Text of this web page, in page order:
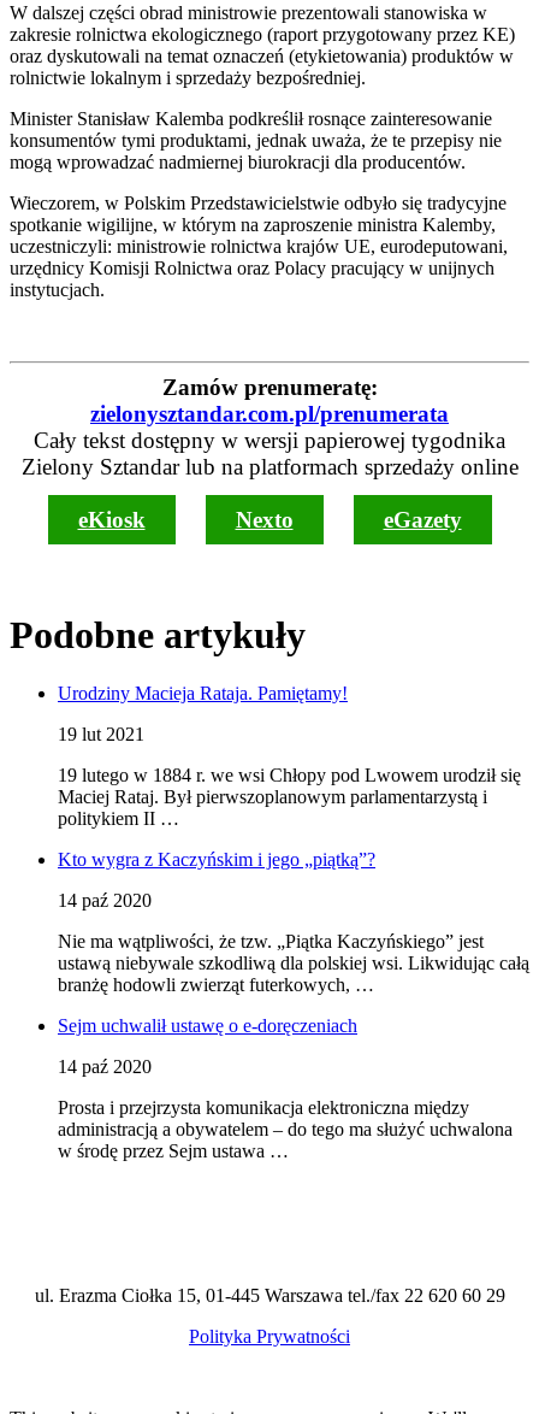
W dalszej części obrad ministrowie prezentowali stanowiska w
zakresie rolnictwa ekologicznego (raport przygotowany przez KE)
oraz dyskutowali na temat oznaczeń (etykietowania) produktów w
rolnictwie lokalnym i sprzedaży bezpośredniej.
Minister Stanisław Kalemba podkreślił rosnące zainteresowanie
konsumentów tymi produktami, jednak uważa, że te przepisy nie
mogą wprowadzać nadmiernej biurokracji dla producentów.
Wieczorem, w Polskim Przedstawicielstwie odbyło się tradycyjne
spotkanie wigilijne, w którym na zaproszenie ministra Kalemby,
uczestniczyli: ministrowie rolnictwa krajów UE, eurodeputowani,
urzędnicy Komisji Rolnictwa oraz Polacy pracujący w unijnych
instytucjach.
Zamów prenumeratę:
zielonysztandar.com.pl/prenumerata
Cały tekst dostępny w wersji papierowej tygodnika
Zielony Sztandar lub na platformach sprzedaży online
eKiosk Nexto eGazety
Podobne artykuły
Urodziny Macieja Rataja. Pamiętamy!
19 lut 2021
19 lutego w 1884 r. we wsi Chłopy pod Lwowem urodził się
Maciej Rataj. Był pierwszoplanowym parlamentarzystą i
politykiem II …
Kto wygra z Kaczyńskim i jego „piątką”?
14 paź 2020
Nie ma wątpliwości, że tzw. „Piątka Kaczyńskiego” jest
ustawą niebywale szkodliwą dla polskiej wsi. Likwidując całą
branżę hodowli zwierząt futerkowych, …
Sejm uchwalił ustawę o e-doręczeniach
14 paź 2020
Prosta i przejrzysta komunikacja elektroniczna między
administracją a obywatelem – do tego ma służyć uchwalona
w środę przez Sejm ustawa …
ul. Erazma Ciołka 15, 01-445 Warszawa tel./fax 22 620 60 29
Polityka Prywatności